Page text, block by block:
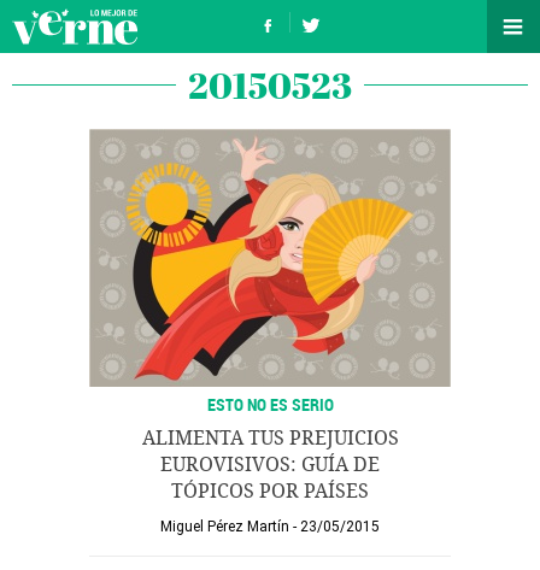
20150523
ESTO NO ES SERIO
ALIMENTA TUS PREJUICIOS
EUROVISIVOS: GUÍA DE
TÓPICOS POR PAÍSES
Miguel Pérez Martín 23/05/2015